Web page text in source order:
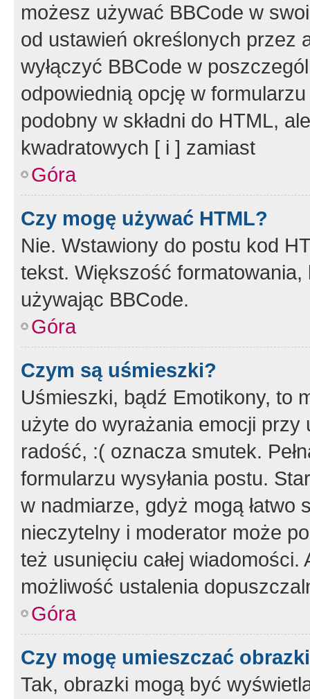
możesz używać BBCode w
od ustawień określonych przez
wyłączyć BBCode w
odpowiednią opcję w
podobny w składni do HTML,
kwadratowych [ i ] zamiast
Góra
Czy mogę używać HTML?
Nie. Wstawiony do postu kod
tekst. Większość
używając BBCode.
Góra
Czym są uśmieszki?
Uśmieszki, bądź Emotikony, to
użyte do wyrażania emocji
radość, :( oznacza smutek.
formularzu wysyłania postu.
w nadmiarze, gdyż mogą
nieczytelny i moderator może
też usunięciu całej
możliwość ustalenia
Góra
Czy mogę umieszczać
Tak, obrazki mogą być